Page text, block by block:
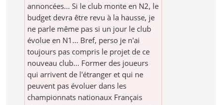
annoncées... Si le club monte en N2, le
budget devra être revu à la hausse, je
ne parle même pas si un jour le club
évolue en N1... Bref, perso je n'ai
toujours pas compris le projet de ce
nouveau club... Former des joueurs
qui arrivent de l'étranger et qui ne
peuvent pas évoluer dans les
championnats nationaux Français